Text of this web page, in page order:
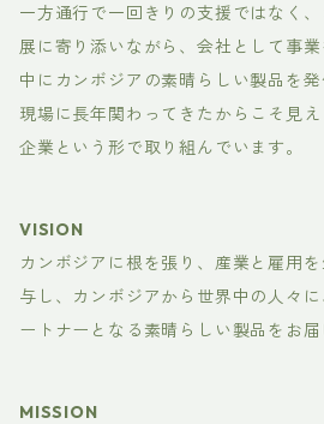
一方通行で一回きりの支援ではなく
展に寄り添いながら、会社として事
中にカンボジアの素晴らしい製品を
現場に長年関わってきたからこそ見
企業という形で取り組んでいます。
VISION
カンボジアに根を張り、産業と雇用
与し、カンボジアから世界中の人々
ートナーとなる素晴らしい製品をお
MISSION